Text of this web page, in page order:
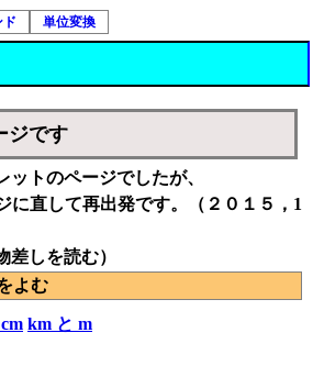
ド 単位変換
ジです
ットのページでしたが、
に直して再出発です。（２０１５，1
差しを読む）
よむ
km と m